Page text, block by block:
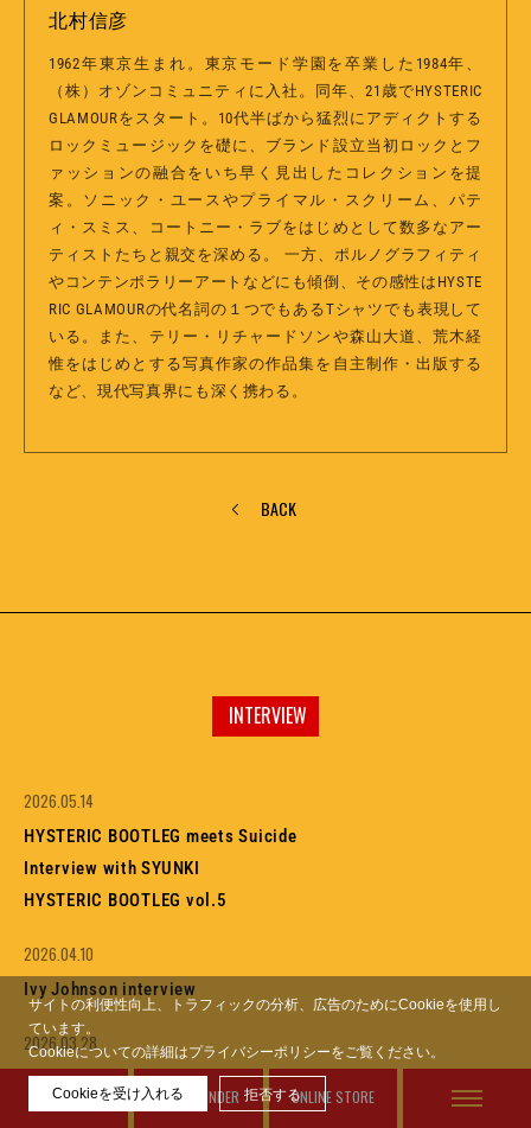
FEATURES STORE FINDER ONLINE STORE
北村信彦
1962年東京生まれ。東京モード学園を卒業した1984年、
（株）オゾンコミュニティに入社。同年、21歳でHYSTERIC
GLAMOURをスタート。10代半ばから猛烈にアディクトする
ロックミュージックを礎に、ブランド設立当初ロックとフ
ァッションの融合をいち早く見出したコレクションを提
案。ソニック・ユースやプライマル・スクリーム、パテ
ィ・スミス、コートニー・ラブをはじめとして数多なアー
ティストたちと親交を深める。 一方、ポルノグラフィティ
やコンテンポラリーアートなどにも傾倒、その感性はHYSTE
RIC GLAMOURの代名詞の１つでもあるTシャツでも表現して
いる。また、テリー・リチャードソンや森山大道、荒木経
惟をはじめとする写真作家の作品集を自主制作・出版する
など、現代写真界にも深く携わる。
BACK
INTERVIEW
2026.05.14
HYSTERIC BOOTLEG meets Suicide
Interview with SYUNKI
HYSTERIC BOOTLEG vol.5
2026.04.10
Ivy Johnson interview
2026.03.28
Special Dialogue:
RICO MORISHITA x NOBUHIKO KITAMURA
サイトの利便性向上、トラフィックの分析、広告のためにCookieを使用し
ています。
Cookieについての詳細はプライバシーポリシーをご覧ください。
Cookieを受け入れる 拒否する